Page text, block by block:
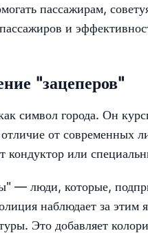
пассажирам,
и
"зацеперов"
символ города. Он
от современных
кондуктор или
— люди, которые,
наблюдает за этим
Это добавляет